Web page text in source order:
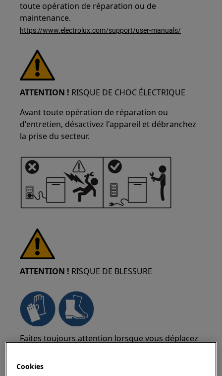
toute opération de réparation ou de
maintenance.
https://www.electrolux.com/support/user-manuals/
ATTENTION ! RISQUE DE CHOC ÉLECTRIQUE
Avant toute opération de réparation ou
d'entretien, désactivez l'appareil et débranchez
la prise du secteur.
ATTENTION ! RISQUE DE BLESSURE
Faites toujours attention lorsque vous déplacez
plus sûr que deux personnes les déplacent.
Cookies